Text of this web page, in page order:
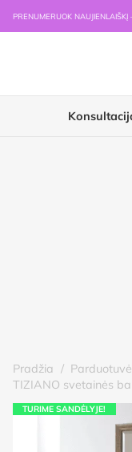
PRENUMERUOK
Pradžia / Parduotuvė
TIZIANO svetainės
TURIME SANDĖLYJE!